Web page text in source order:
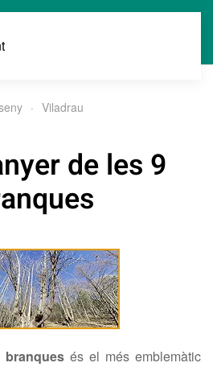
Viladrau
de les 9
és el més emblemàtic